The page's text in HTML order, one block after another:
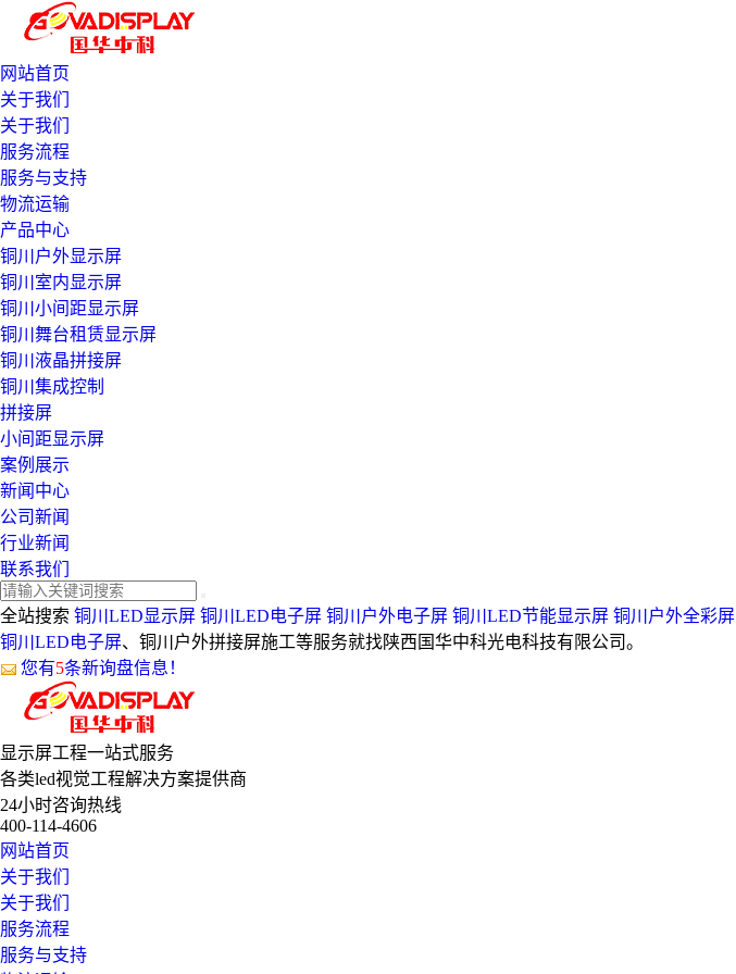
网站首页
关于我们
关于我们
服务流程
服务与支持
物流运输
产品中心
铜川户外显示屏
铜川室内显示屏
铜川小间距显示屏
铜川舞台租赁显示屏
铜川液晶拼接屏
铜川集成控制
拼接屏
小间距显示屏
案例展示
新闻中心
公司新闻
行业新闻
联系我们
全站搜索 铜川LED显示屏 铜川LED电子屏 铜川户外电子屏 铜川LED节能显示屏 铜川户外全彩屏
铜川LED电子屏、铜川户外拼接屏施工等服务就找陕西国华中科光电科技有限公司。
您有5条新询盘信息！
显示屏工程一站式服务
各类led视觉工程解决方案提供商
24小时咨询热线
400-114-4606
网站首页
关于我们
关于我们
服务流程
服务与支持